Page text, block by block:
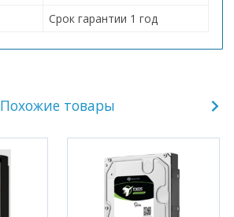
Срок гарантии 1 год
Похожие товары